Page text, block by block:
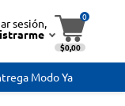
sesión, 0
$0,00
Modo Ya